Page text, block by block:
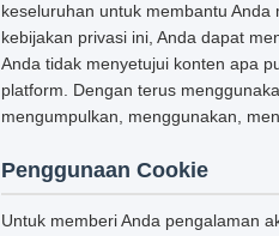
keseluruhan untuk membantu
kebijakan privasi ini, Anda dapat
Anda tidak menyetujui konten apa
platform. Dengan terus
mengumpulkan, menggunakan,
Penggunaan Cookie
Untuk memberi Anda pengalaman